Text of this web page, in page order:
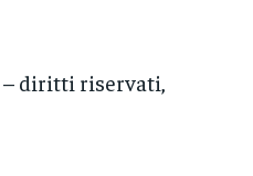
– diritti riservati,